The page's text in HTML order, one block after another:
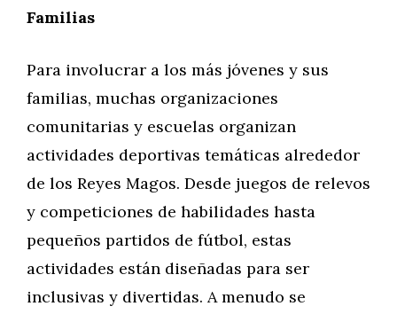
Familias
Para involucrar a los más jóvenes y sus
familias, muchas organizaciones
comunitarias y escuelas organizan
actividades deportivas temáticas alrededor
de los Reyes Magos. Desde juegos de relevos
y competiciones de habilidades hasta
pequeños partidos de fútbol, estas
actividades están diseñadas para ser
inclusivas y divertidas. A menudo se